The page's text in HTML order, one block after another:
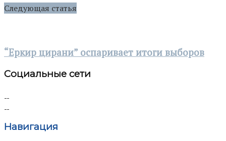
Следующая статья
“Еркир цирани” оспаривает итоги выборов
Социальные сети
Навигация